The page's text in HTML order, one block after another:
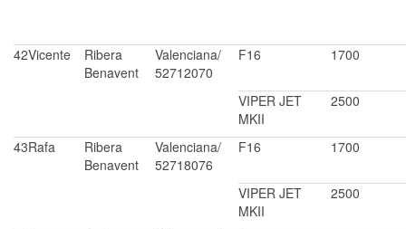
42Vicente
Ribera
Benavent
Valenciana/
52712070
F16 1700
VIPER JET
MKII
2500
43Rafa
Ribera
Benavent
Valenciana/
52718076
F16 1700
VIPER JET
MKII
2500